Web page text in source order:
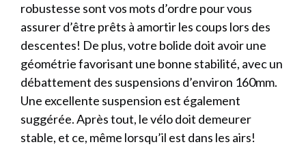
robustesse sont vos mots d’ordre pour vous
assurer d’être prêts à amortir les coups lors des
descentes! De plus, votre bolide doit avoir une
géométrie favorisant une bonne stabilité, avec un
débattement des suspensions d’environ 160mm.
Une excellente suspension est également
suggérée. Après tout, le vélo doit demeurer
stable, et ce, même lorsqu’il est dans les airs!